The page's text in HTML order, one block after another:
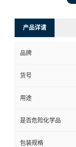
产品详请
品牌
货号
用途
是否危险化学品
包装规格